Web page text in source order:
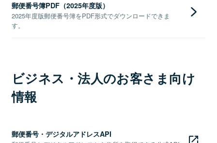
郵便番号簿PDF（2025年度版）
2025年度版郵便番号簿をPDF形式でダウンロードできま
す。
ビジネス・法人のお客さま向け
情報
郵便番号・デジタルアドレスAPI